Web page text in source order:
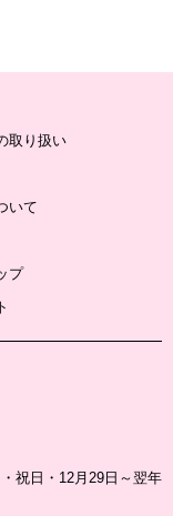
取り扱い
いて
プ
祝日・12月29日～翌年